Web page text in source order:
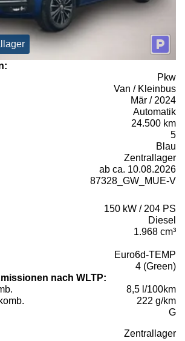
Pkw
Van / Kleinbus
Mär / 2024
Automatik
24.500 km
5
Blau
Zentrallager
ab ca. 10.08.2026
87328_GW_MUE-V
150 kW / 204 PS
Diesel
1.968 cm³
Euro6d-TEMP
4 (Green)
nach WLTP:
8,5 l/100km
222 g/km
G
Zentrallager